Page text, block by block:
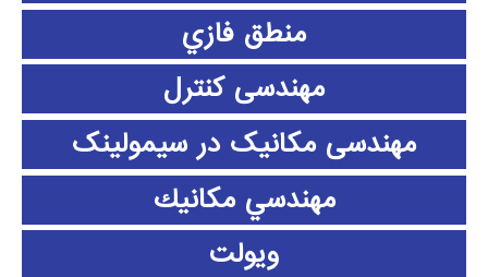
منطق فازي
مهندسی کنترل
مهندسی مکانیک در سیمولینک
مهندسي مكانيك
ویولت